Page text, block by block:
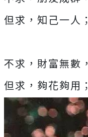
但求，知己一人；
不求，財富無數，
但求，夠花夠用；